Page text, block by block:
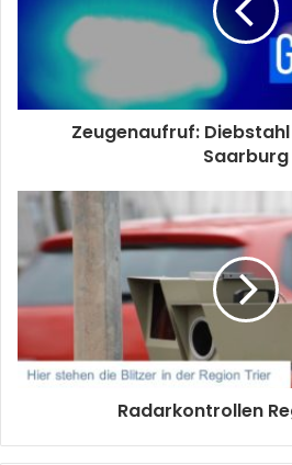
Zeugenaufruf:
Saarburg
Radarkontrollen